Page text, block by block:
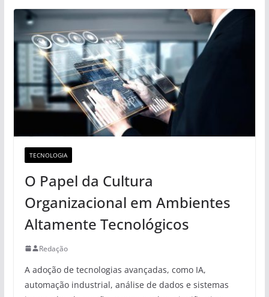
TECNOLOGIA
O Papel da Cultura
Organizacional em Ambientes
Altamente Tecnológicos
Redação
A adoção de tecnologias avançadas, como IA,
automação industrial, análise de dados e sistemas